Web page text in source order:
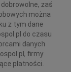
zaś
można
z tym dane
do czasu
danych
firmy
płatności.